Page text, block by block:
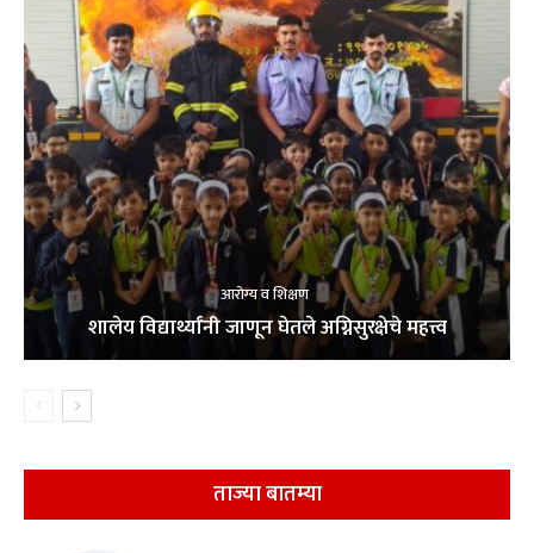
आरोग्य व शिक्षण
शालेय विद्यार्थ्यांनी जाणून घेतले अग्निसुरक्षेचे महत्त्व
ताज्या बातम्या